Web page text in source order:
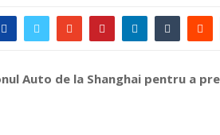
Auto de la Shanghai pentru a